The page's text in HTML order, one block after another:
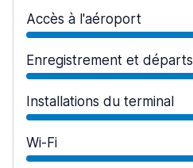
Accès à l'aéroport
Enregistrement et départs
Installations du terminal
Wi-Fi